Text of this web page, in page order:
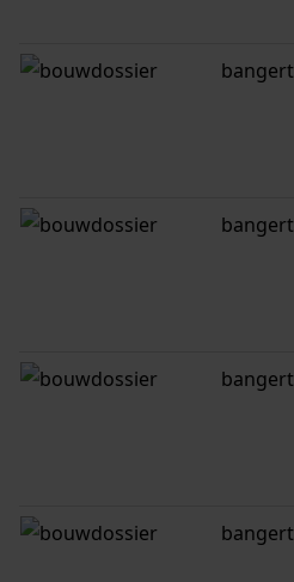
bangert
bangert
bangert
bangert